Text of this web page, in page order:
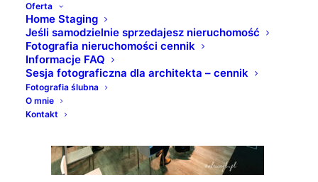
Oferta
Home Staging
Jeśli samodzielnie sprzedajesz nieruchomość
Fotografia nieruchomości cennik
Informacje FAQ
Sesja fotograficzna dla architekta – cennik
Fotografia ślubna
O mnie
Kontakt